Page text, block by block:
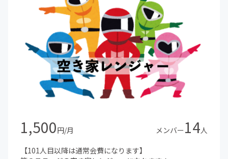
1,500円/月 メンバー14人
【101人目以降は通常会費になります】